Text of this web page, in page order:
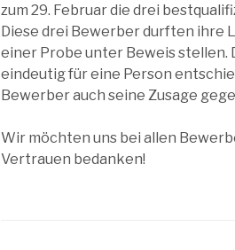
zum 29. Februar die drei
Diese drei Bewerber durften ihre
einer Probe unter Beweis stellen.
eindeutig für eine Person
Bewerber auch seine Zusage
Wir möchten uns bei allen
Vertrauen bedanken!